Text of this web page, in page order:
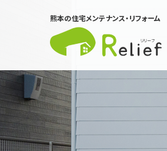
熊本の住宅メンテナンス・リフォーム
リリーフについて
事業内容
会社案内